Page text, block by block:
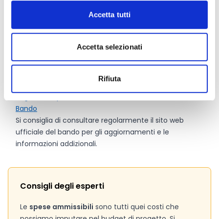
Accetta tutti
Accetta selezionati
Rifiuta
10%,pari a 50.000 Euro alle sale della comunità.
Bando
Si consiglia di consultare regolarmente il sito web
ufficiale del bando per gli aggiornamenti e le
informazioni addizionali.
Consigli degli esperti
Le spese ammissibili sono tutti quei costi che